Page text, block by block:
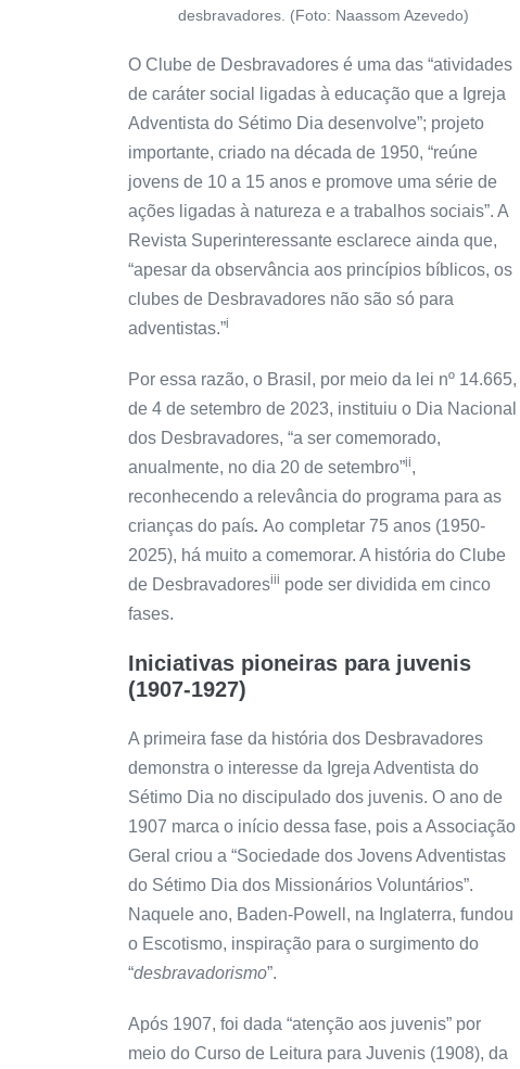
desbravadores. (Foto: Naassom Azevedo)
O Clube de Desbravadores é uma das “atividades
de caráter social ligadas à educação que a Igreja
Adventista do Sétimo Dia desenvolve”; projeto
importante, criado na década de 1950, “reúne
jovens de 10 a 15 anos e promove uma série de
ações ligadas à natureza e a trabalhos sociais”. A
Revista Superinteressante esclarece ainda que,
“apesar da observância aos princípios bíblicos, os
clubes de Desbravadores não são só para
adventistas.”i
Por essa razão, o Brasil, por meio da lei nº 14.665,
de 4 de setembro de 2023, instituiu o Dia Nacional
dos Desbravadores, “a ser comemorado,
anualmente, no dia 20 de setembro”ii,
reconhecendo a relevância do programa para as
crianças do país. Ao completar 75 anos (1950-
2025), há muito a comemorar. A história do Clube
de Desbravadoresiii pode ser dividida em cinco
fases.
Iniciativas pioneiras para juvenis
(1907-1927)
A primeira fase da história dos Desbravadores
demonstra o interesse da Igreja Adventista do
Sétimo Dia no discipulado dos juvenis. O ano de
1907 marca o início dessa fase, pois a Associação
Geral criou a “Sociedade dos Jovens Adventistas
do Sétimo Dia dos Missionários Voluntários”.
Naquele ano, Baden-Powell, na Inglaterra, fundou
o Escotismo, inspiração para o surgimento do
“desbravadorismo”.
Após 1907, foi dada “atenção aos juvenis” por
meio do Curso de Leitura para Juvenis (1908), da